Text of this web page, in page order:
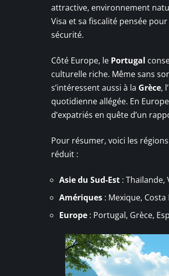
attractive, environnement
Visa et sa fiscalité pensée
sécurité.
Côté Europe, le Portugal
culturelle riche. Même sans
s’intéressent aussi à la Grèce, l’
quotidienne allégée. En Europe
d’expatriés en quête d’un
Pour résumer, voici les
réduit :
Asie du Sud-Est : Thaïlande,
Amériques : Mexique, Costa
Europe : Portugal, Grèce,